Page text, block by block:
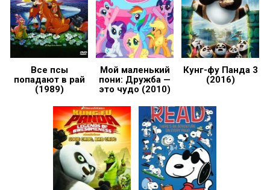
Все псы
попадают в рай
(1989)
Мой маленький
пони: Дружба —
это чудо (2010)
Кунг-фу Панда 3
(2016)